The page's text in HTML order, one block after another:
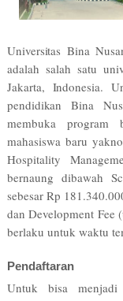
Universitas Bina
adalah salah satu
Jakarta, Indonesia.
pendidikan Bina
membuka program
mahasiswa baru
Hospitality
bernaung dibawah
sebesar Rp
dan Development Fee
berlaku untuk waktu
Pendaftaran
Untuk bisa menjadi